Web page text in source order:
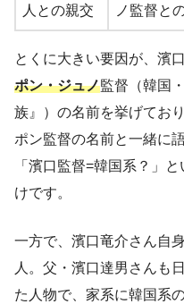
人との親交
ノ監督と
とくに大きい要因が、濱
ポン・ジュノ監督（韓国
族』）の名前を挙げてお
ポン監督の名前と一緒に
「濱口監督=韓国系？」
けです。
一方で、濱口竜介さん自
人。父・濱口達男さんも
た人物で、家系に韓国系